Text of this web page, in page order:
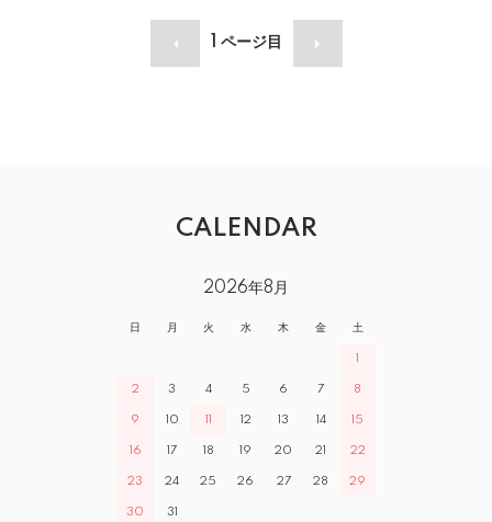
ページ目
CALENDAR
2026年8月
日 月 火 水 木 金 土
1
2 3 4 5 6 7 8
9 10 11 12 13 14 15
16 17 18 19 20 21 22
23 24 25 26 27 28 29
30 31